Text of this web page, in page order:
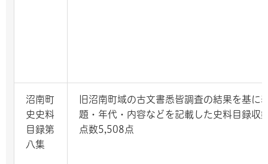
沼南町
史史料
目録第
八集
旧沼南町域の古文書悉皆調査の結果を基に
題・年代・内容などを記載した史料目録収
点数5,508点